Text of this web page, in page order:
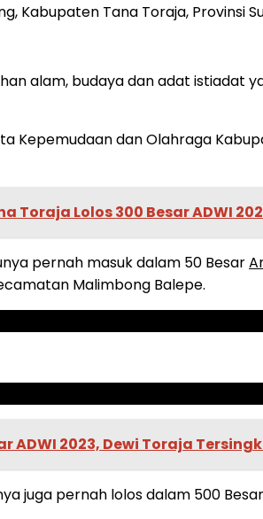
Kabupaten Tana Toraja, Provinsi
alam, budaya dan adat istiadat
Kepemudaan dan Olahraga
Toraja Lolos 300 Besar ADWI
pernah masuk dalam 50 Besar
Malimbong Balepe.
ADWI 2023, Dewi Toraja
juga pernah lolos dalam 500 Besar